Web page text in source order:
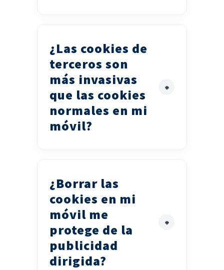
¿Las cookies de
terceros son
más invasivas
que las cookies
normales en mi
móvil?
¿Borrar las
cookies en mi
móvil me
protege de la
publicidad
dirigida?